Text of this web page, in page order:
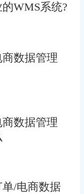
WMS系统?
数据管理
数据管理
/电商数据